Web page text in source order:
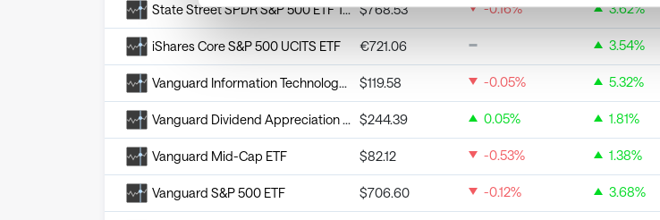
State Street SPDR S&P 500 ETF Trust $768.53 -0.16% 3.62%
iShares Core S&P 500 UCITS ETF €721.06 3.54%
Vanguard Information Technology ETF $119.58 -0.05% 5.32%
Vanguard Dividend Appreciation ETF $244.39 0.05% 1.81%
Vanguard Mid-Cap ETF $82.12 -0.53% 1.38%
Vanguard S&P 500 ETF $706.60 -0.12% 3.68%